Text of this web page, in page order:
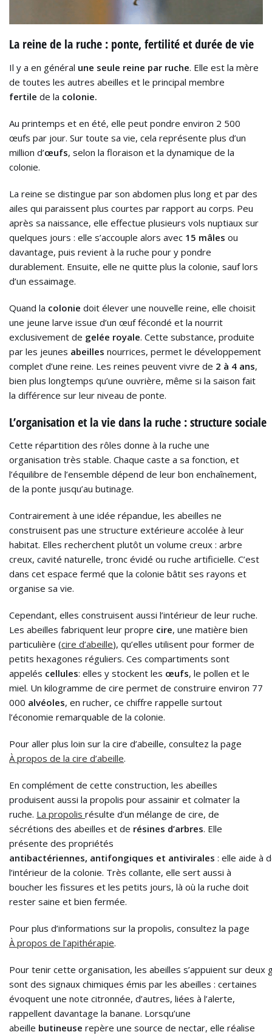
La reine de la ruche : ponte, fertilité et durée de vie
Il y a en général une seule reine par ruche. Elle est la mère
de toutes les autres abeilles et le principal membre
fertile de la colonie.
Au printemps et en été, elle peut pondre environ 2 500
œufs par jour. Sur toute sa vie, cela représente plus d’un
million d’œufs, selon la floraison et la dynamique de la
colonie.
La reine se distingue par son abdomen plus long et par des
ailes qui paraissent plus courtes par rapport au corps. Peu
après sa naissance, elle effectue plusieurs vols nuptiaux sur
quelques jours : elle s’accouple alors avec 15 mâles ou
davantage, puis revient à la ruche pour y pondre
durablement. Ensuite, elle ne quitte plus la colonie, sauf lors
d’un essaimage.
Quand la colonie doit élever une nouvelle reine, elle choisit
une jeune larve issue d’un œuf fécondé et la nourrit
exclusivement de gelée royale. Cette substance, produite
par les jeunes abeilles nourrices, permet le développement
complet d’une reine. Les reines peuvent vivre de 2 à 4 ans,
bien plus longtemps qu’une ouvrière, même si la saison fait
la différence sur leur niveau de ponte.
L’organisation et la vie dans la ruche : structure sociale
Cette répartition des rôles donne à la ruche une
organisation très stable. Chaque caste a sa fonction, et
l’équilibre de l’ensemble dépend de leur bon enchaînement,
de la ponte jusqu’au butinage.
Contrairement à une idée répandue, les abeilles ne
construisent pas une structure extérieure accolée à leur
habitat. Elles recherchent plutôt un volume creux : arbre
creux, cavité naturelle, tronc évidé ou ruche artificielle. C’est
dans cet espace fermé que la colonie bâtit ses rayons et
organise sa vie.
Cependant, elles construisent aussi l’intérieur de leur ruche.
Les abeilles fabriquent leur propre cire, une matière bien
particulière (cire d’abeille), qu’elles utilisent pour former de
petits hexagones réguliers. Ces compartiments sont
appelés cellules: elles y stockent les œufs, le pollen et le
miel. Un kilogramme de cire permet de construire environ 77
000 alvéoles, en rucher, ce chiffre rappelle surtout
l’économie remarquable de la colonie.
Pour aller plus loin sur la cire d’abeille, consultez la page
À propos de la cire d’abeille.
En complément de cette construction, les abeilles
produisent aussi la propolis pour assainir et colmater la
ruche. La propolis résulte d’un mélange de cire, de
sécrétions des abeilles et de résines d’arbres. Elle
présente des propriétés
antibactériennes, antifongiques et antivirales : elle aide à
l’intérieur de la colonie. Très collante, elle sert aussi à
boucher les fissures et les petits jours, là où la ruche doit
rester saine et bien fermée.
Pour plus d’informations sur la propolis, consultez la page
À propos de l’apithérapie.
Pour tenir cette organisation, les abeilles s’appuient sur
sont des signaux chimiques émis par les abeilles : certaines
évoquent une note citronnée, d’autres, liées à l’alerte,
rappellent davantage la banane. Lorsqu’une
abeille butineuse repère une source de nectar, elle réalise